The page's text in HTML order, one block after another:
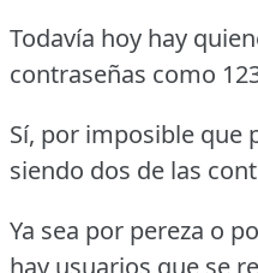
Todavía hoy hay
contraseñas como
Sí, por imposible que
siendo dos de las
Ya sea por pereza o